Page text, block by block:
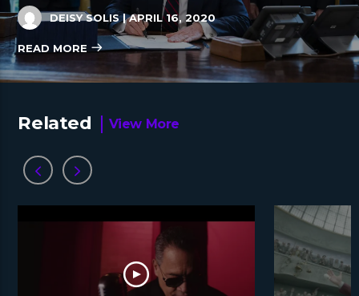
DEISY SOLIS| APRIL 16, 2020
READ MORE
Related View More